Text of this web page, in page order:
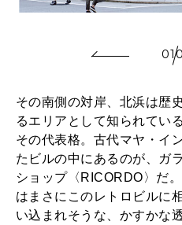
01
その南側の対岸、北浜は歴
るエリアとして知られてい
その代表格。古代マヤ・イ
たビルの中にあるのが、ガ
ショップ〈RICORDO〉だ
はまさにこのレトロビルに
い込まれそうな、かすかな